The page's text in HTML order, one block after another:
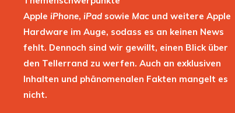
Apple iPhone, iPad sowie Mac und weitere Apple
Hardware im Auge, sodass es an keinen News
fehlt. Dennoch sind wir gewillt, einen Blick über
den Tellerrand zu werfen. Auch an exklusiven
Inhalten und phänomenalen Fakten mangelt es
nicht.